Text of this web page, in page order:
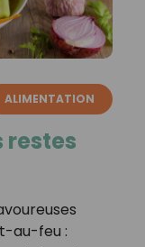
ALIMENTATION
restes
au-feu :